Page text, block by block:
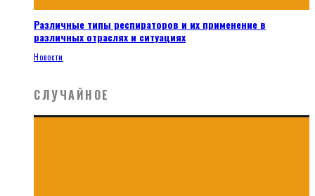
Различные типы респираторов и их применение в
различных отраслях и ситуациях
Новости
СЛУЧАЙНОЕ